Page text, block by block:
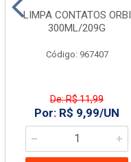
LIMPA CONTATOS ORBI
300ML/209G
Código: 967407
De: R$ 11,99
Por: R$ 9,99/UN